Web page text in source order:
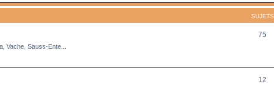
SUJETS
Vache, Sauss-Ente...
75
12